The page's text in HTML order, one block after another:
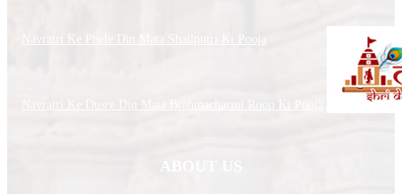
Navratri Ke Phele Din Mata Shailputri Ki Pooja
Navratri Ke Dusre Din Mata Brahmacharini Roop Ki Pooja